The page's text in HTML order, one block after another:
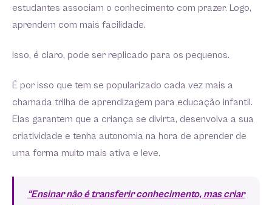
estudantes associam o conhecimento com prazer. Logo,
aprendem com mais facilidade.
Isso, é claro, pode ser replicado para os pequenos.
É por isso que tem se popularizado cada vez mais a
chamada trilha de aprendizagem para educação infantil.
Elas garantem que a criança se divirta, desenvolva a sua
criatividade e tenha autonomia na hora de aprender de
uma forma muito mais ativa e leve.
“Ensinar não é transferir conhecimento, mas criar